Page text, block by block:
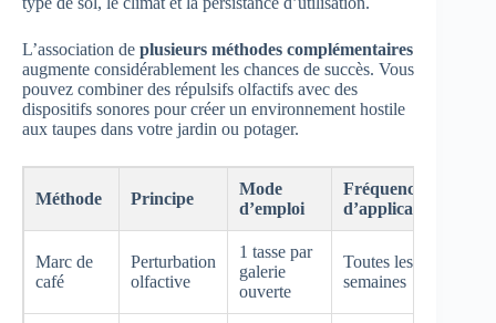
L’association de plusieurs méthodes complémentaires
augmente considérablement les chances de succès. Vous
pouvez combiner des répulsifs olfactifs avec des
dispositifs sonores pour créer un environnement hostile
aux taupes dans votre jardin ou potager.
Méthode Principe
Mode
d’emploi
Fréquence
d’application
Marc de
café
Perturbation
olfactive
1 tasse par
galerie
ouverte
Toutes les 2
semaines